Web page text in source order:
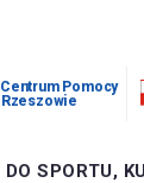
Pomocy
SPORTU,